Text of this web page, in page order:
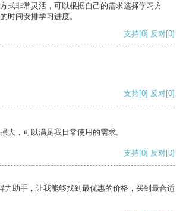
式非常灵活，可以根据自己的需求选择学习方
时间安排学习进度。
支持[0] 反对[0]
支持[0] 反对[0]
大，可以满足我日常使用的需求。
支持[0] 反对[0]
力助手，让我能够找到最优惠的价格，买到最合适